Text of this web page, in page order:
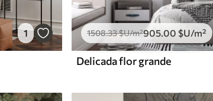
1 1508.33$U/m²905.00 $U/m²
Delicada flor grande